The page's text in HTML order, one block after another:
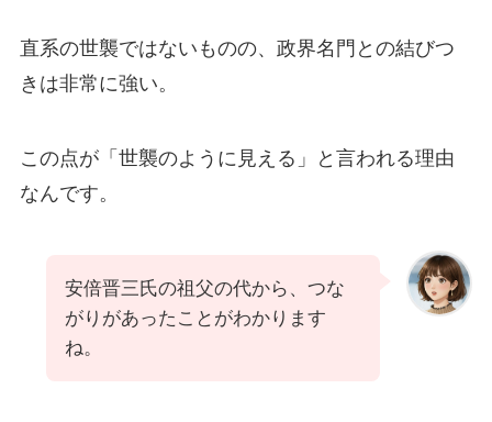
直系の世襲ではないものの、政界名門との結びつ
きは非常に強い。
この点が「世襲のように見える」と言われる理由
なんです。
安倍晋三氏の祖父の代から、つな
がりがあったことがわかります
ね。